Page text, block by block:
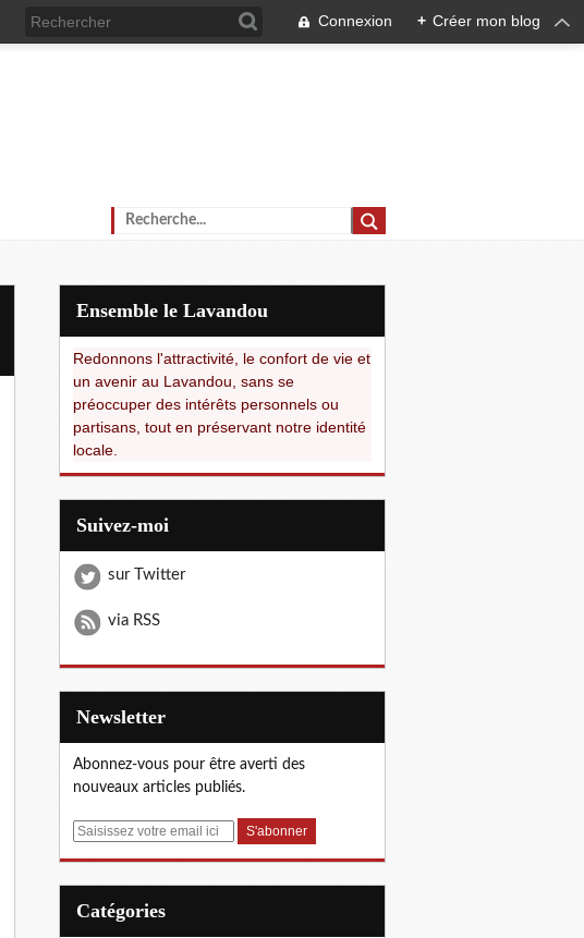
Connexion + Créer mon blog
Ensemble le Lavandou
Redonnons l'attractivité, le confort de vie et
un avenir au Lavandou, sans se
préoccuper des intérêts personnels ou
partisans, tout en préservant notre identité
locale.
Suivez-moi
sur Twitter
via RSS
Newsletter
Abonnez-vous pour être averti des
nouveaux articles publiés.
E
Catégories